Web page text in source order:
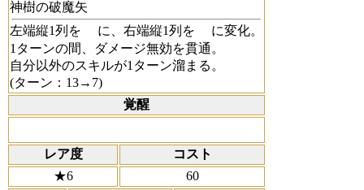
神樹の破魔矢
左端縦1列を
に、右端縦1列を
に変化。
1ターンの間、ダメージ無効を貫通。
自分以外のスキルが1ターン溜まる。
(ターン：13→7)
覚醒
レア度
コスト
★6
60